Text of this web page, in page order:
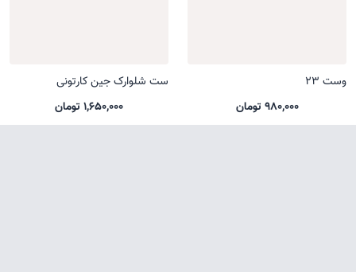
وست 23
980,000 تومان
ست شلوارک جین کارتونی
1,650,000 تومان